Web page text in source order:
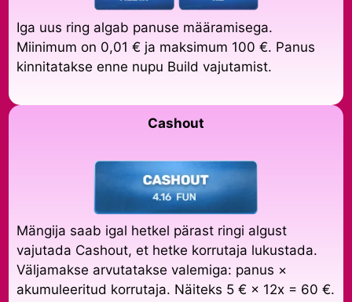
Iga uus ring algab panuse määramisega.
Miinimum on 0,01 € ja maksimum 100 €. Panus
kinnitatakse enne nupu Build vajutamist.
Cashout
Mängija saab igal hetkel pärast ringi algust
vajutada Cashout, et hetke korrutaja lukustada.
Väljamakse arvutatakse valemiga: panus ×
akumuleeritud korrutaja. Näiteks 5 € × 12x = 60 €.